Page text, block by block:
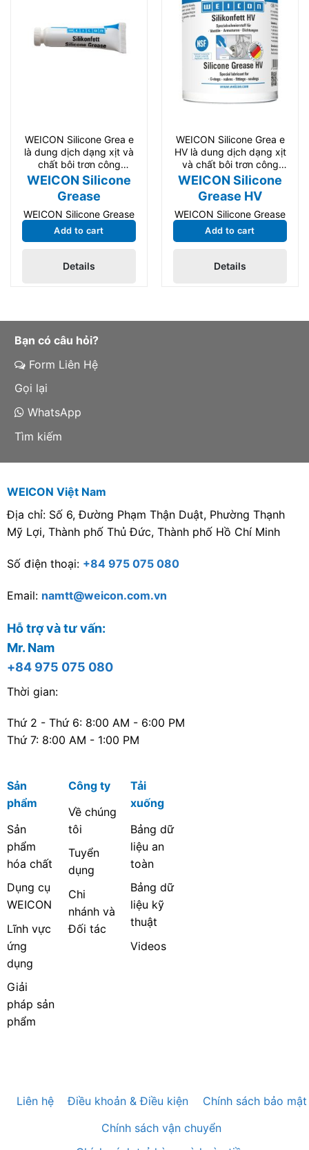
nghiệp.
WEICON Silicone Grea e
là dung dịch dạng xịt và
chất bôi trơn công
nghiệp dùng cho
WEICON Silicone
Grease
WEICON Silicone Grease
là dung dịch dạng xịt và
chất bôi trơn công
nghiệp dùng cho bảo trì,
chữa và sản xuất công
nghiệp, nhập khẩu Đức
Add to cart
Details
WEICON Silicone Grea e
HV là dung dịch dạng xịt
và chất bôi trơn công
nghiệp dùng
WEICON Silicone
Grease HV
WEICON Silicone Grease
HV là dung dịch dạng xịt
và chất bôi trơn công
nghiệp dùng cho bảo trì,
chữa và sản xuất công
Add to cart
Details
Bạn có câu hỏi?
Form Liên Hệ
Gọi lại
WhatsApp
Tìm kiếm
WEICON Việt Nam
Địa chỉ: Số 6, Đường Phạm Thận Duật, Phường Thạnh
Mỹ Lợi, Thành phố Thủ Đức, Thành phố Hồ Chí Minh
Số điện thoại: +84 975 075 080
Email: namtt@weicon.com.vn
Hỗ trợ và tư vấn:
Mr. Nam
+84 975 075 080
Thời gian:
Thứ 2 - Thứ 6: 8:00 AM - 6:00 PM
Thứ 7: 8:00 AM - 1:00 PM
Sản
phẩm
Sản
phẩm
hóa chất
Dụng cụ
WEICON
Lĩnh vực
ứng
dụng
Giải
pháp sản
phẩm
Công ty
Về chúng
tôi
Tuyển
dụng
Chi
nhánh và
Đối tác
Tải
xuống
Bảng dữ
liệu an
toàn
Bảng dữ
liệu kỹ
thuật
Videos
Liên hệ Điều khoản & Điều kiện
Chính sách bảo mật
Chính sách vận chuyển